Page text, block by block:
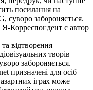
посилання на
суворо забороняється.
Я-Корреспондент є автор
відтворення
творів
забороняється.
призначені для осіб
іграх може